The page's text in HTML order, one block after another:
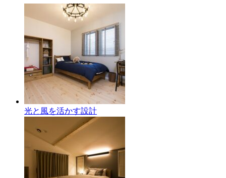
光と風を活かす設計